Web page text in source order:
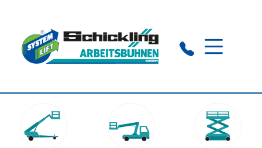
Visbeck:+49 (0) 4445 7808